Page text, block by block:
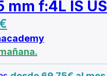
mm f:4L IS
€
precio
actual